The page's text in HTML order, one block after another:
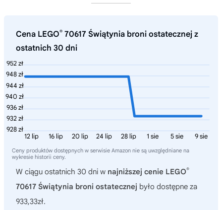
Cena LEGO® 70617 Świątynia broni ostatecznej z
ostatnich 30 dni
952 zł
948 zł
944 zł
940 zł
936 zł
932 zł
928 zł
9 sie
5 sie
1 sie
28 lip
24 lip
20 lip
16 lip
12 lip
Ceny produktów dostępnych w serwisie Amazon nie są uwzględniane na
wykresie historii ceny.
W ciągu ostatnich 30 dni w najniższej cenie LEGO®
70617 Świątynia broni ostatecznej było dostępne za
933,33zł.